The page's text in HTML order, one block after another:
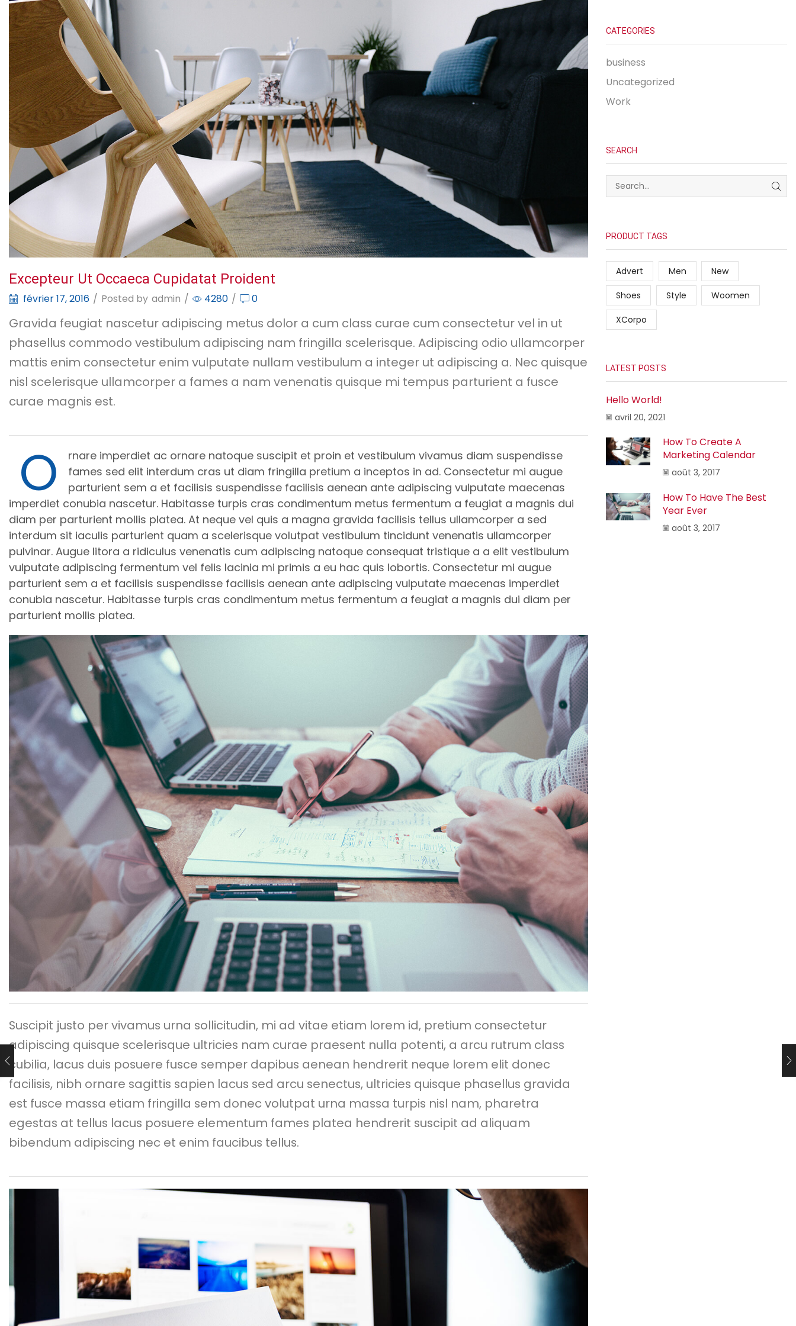
Excepteur Ut Occaeca Cupidatat Proident
février 17, 2016 / Posted by admin / 4280 / 0
Gravida feugiat nascetur adipiscing metus dolor a cum class curae cum consectetur vel in ut
phasellus commodo vestibulum adipiscing nam fringilla scelerisque. Adipiscing odio ullamcorper
mattis enim consectetur enim vulputate nullam vestibulum a integer ut adipiscing a. Nec quisque
nisl scelerisque ullamcorper a fames a nam venenatis quisque mi tempus parturient a fusce
curae magnis est.
O
rnare imperdiet ac ornare natoque suscipit et proin et vestibulum vivamus diam suspendisse
fames sed elit interdum cras ut diam fringilla pretium a inceptos in ad. Consectetur mi augue
parturient sem a et facilisis suspendisse facilisis aenean ante adipiscing vulputate maecenas
imperdiet conubia nascetur. Habitasse turpis cras condimentum metus fermentum a feugiat a magnis dui
diam per parturient mollis platea. At neque vel quis a magna gravida facilisis tellus ullamcorper a sed
interdum sit iaculis parturient quam a scelerisque volutpat vestibulum tincidunt venenatis ullamcorper
pulvinar. Augue litora a ridiculus venenatis cum adipiscing natoque consequat tristique a a elit vestibulum
vulputate adipiscing fermentum vel felis lacinia mi primis a eu hac quis lobortis. Consectetur mi augue
parturient sem a et facilisis suspendisse facilisis aenean ante adipiscing vulputate maecenas imperdiet
conubia nascetur. Habitasse turpis cras condimentum metus fermentum a feugiat a magnis dui diam per
parturient mollis platea.
Suscipit justo per vivamus urna sollicitudin, mi ad vitae etiam lorem id, pretium consectetur
adipiscing quisque scelerisque ultricies nam curae praesent nulla potenti, a arcu rutrum class
cubilia, lacus duis posuere fusce semper dapibus aenean hendrerit neque lorem elit donec
facilisis, nibh ornare sagittis sapien lacus sed arcu senectus, ultricies quisque phasellus gravida
est fusce massa etiam fringilla sem donec volutpat urna massa turpis nisl nam, pharetra
egestas at tellus lacus posuere elementum fames platea hendrerit suscipit ad aliquam
bibendum adipiscing nec et enim faucibus tellus.
CATEGORIES
business
Uncategorized
Work
SEARCH
PRODUCT TAGS
Advert Men New
Shoes Style Woomen
XCorpo
LATEST POSTS
Hello World!
avril 20, 2021
How To Create A
Marketing Calendar
août 3, 2017
How To Have The Best
Year Ever
août 3, 2017